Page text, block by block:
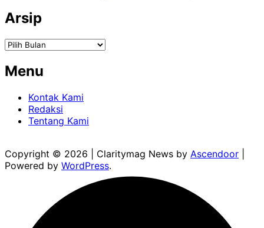
Arsip
Arsip
Menu
Kontak Kami
Redaksi
Tentang Kami
Copyright © 2026 | Claritymag News by Ascendoor
Powered by WordPress.